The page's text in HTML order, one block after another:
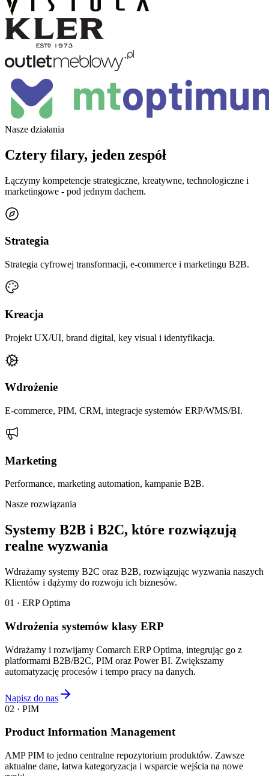
Nasze działania
Cztery filary, jeden zespół
Łączymy kompetencje strategiczne, kreatywne, technologiczne i
marketingowe - pod jednym dachem.
Strategia
Strategia cyfrowej transformacji, e-commerce i marketingu B2B.
Kreacja
Projekt UX/UI, brand digital, key visual i identyfikacja.
Wdrożenie
E-commerce, PIM, CRM, integracje systemów ERP/WMS/BI.
Marketing
Performance, marketing automation, kampanie B2B.
Nasze rozwiązania
Systemy B2B i B2C, które rozwiązują
realne wyzwania
Wdrażamy systemy B2C oraz B2B, rozwiązując wyzwania naszych
Klientów i dążymy do rozwoju ich biznesów.
01 · ERP Optima
Wdrożenia systemów klasy ERP
Wdrażamy i rozwijamy Comarch ERP Optima, integrując go z
platformami B2B/B2C, PIM oraz Power BI. Zwiększamy
automatyzację procesów i tempo pracy na danych.
Napisz do nas
02 · PIM
Product Information Management
AMP PIM to jedno centralne repozytorium produktów. Zawsze
aktualne dane, łatwa kategoryzacja i wsparcie wejścia na nowe